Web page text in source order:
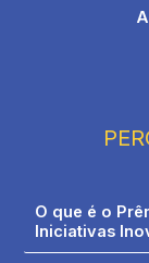
O que é o
Iniciativas